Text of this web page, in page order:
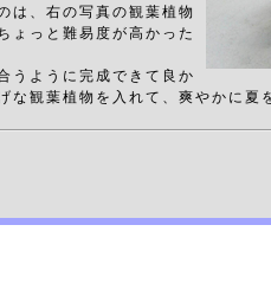
は、右の写真の観葉植物
ょっと難易度が高かった
うように完成できて良か
観葉植物を入れて、爽やかに夏